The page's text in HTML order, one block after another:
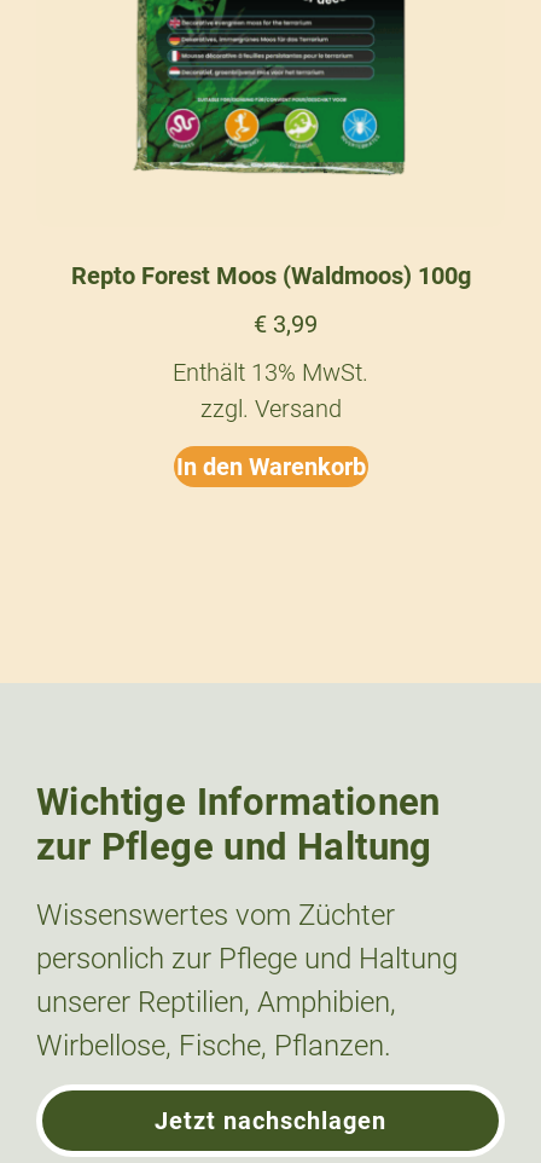
Repto Forest Moos (Waldmoos) 100g
€ 3,99
Enthält 13% MwSt.
zzgl. Versand
In den Warenkorb
Wichtige Informationen
zur Pflege und Haltung
Wissenswertes vom Züchter
personlich zur Pflege und Haltung
unserer Reptilien, Amphibien,
Wirbellose, Fische, Pflanzen.
Jetzt nachschlagen